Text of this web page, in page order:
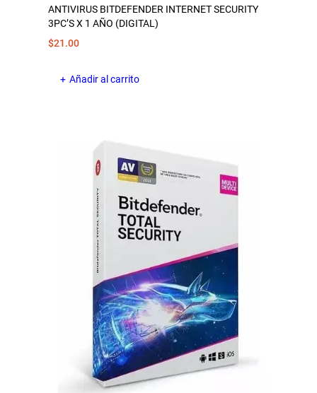
ANTIVIRUS BITDEFENDER INTERNET SECURITY
3PC’S X 1 AÑO (DIGITAL)
$21.00
Añadir al carrito